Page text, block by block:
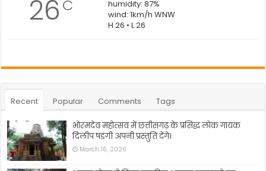
26 C
humidity: 87%
wind: 1km/h WNW
H 26 • L 26
Recent Popular Comments Tags
भोरमदेव महोत्सव में छत्तीसगढ़ के प्रसिद्ध लोक गायक
दिलीप षडंगी अपनी प्रस्तुति देंगे।
March 16, 2026